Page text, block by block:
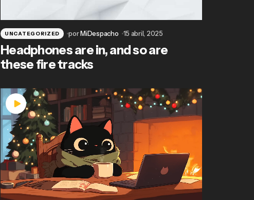
UNCATEGORIZED porMiDespacho 15 abril, 2025
Headphones are in, and so are
these fire tracks